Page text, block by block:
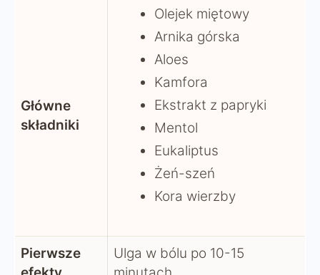
Główne
składniki
Olejek miętowy
Arnika górska
Aloes
Kamfora
Ekstrakt z papryki
Mentol
Eukaliptus
Żeń-szeń
Kora wierzby
Pierwsze
Ulga w bólu po 10-15